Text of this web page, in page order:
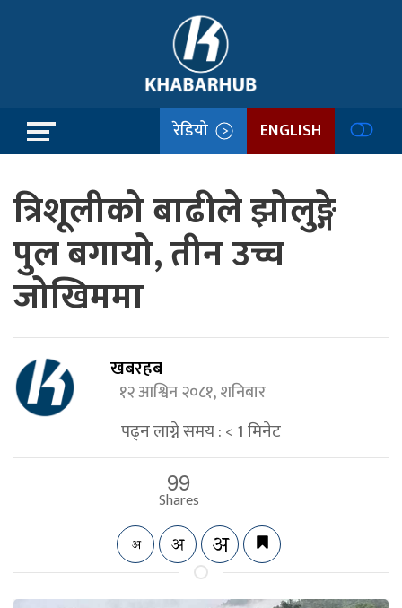
रेडियो ENGLISH
त्रिशूलीको बाढीले झोलुङ्गे
पुल बगायो, तीन उच्च
जोखिममा
खबरहब
१२ आश्विन २०८१, शनिबार
पढ्न लाग्ने समय :< 1मिनेट
99
Shares